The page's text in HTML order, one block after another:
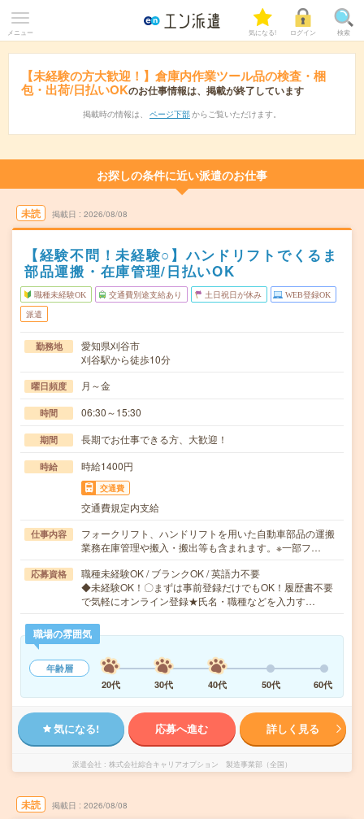
メニュー 気になる! ログイン 検索
【未経験の方大歓迎！】倉庫内作業ツール品の検査・梱
包・出荷/日払いOKのお仕事情報は、掲載が終了しています
掲載時の情報は、 ページ下部 からご覧いただけます。
お探しの条件に近い派遣のお仕事
未読 掲載日 2026/08/08
【経験不問！未経験○】ハンドリフトでくるま
部品運搬・在庫管理/日払いOK
職種未経験OK 交通費別途支給あり 土日祝日が休み WEB登録OK
派遣
勤務地
愛知県刈谷市
刈谷駅から徒歩10分
曜日頻度 月～金
時間 06:30～15:30
期間 長期でお仕事できる方、大歓迎！
時給 時給1400円
交通費
交通費規定内支給
仕事内容
フォークリフト、ハンドリフトを用いた自動車部品の運搬
業務在庫管理や搬入・搬出等も含まれます。※一部フ…
応募資格
職種未経験OK / ブランクOK / 英語力不要
◆未経験OK！〇まずは事前登録だけでもOK！履歴書不要
で気軽にオンライン登録★氏名・職種などを入力す…
職場の雰囲気
年齢層
20代
30代 40代 50代 60代
気になる! 応募へ進む 詳しく見る
派遣会社 株式会社綜合キャリアオプション 製造事業部（全国）
未読 掲載日 2026/08/08